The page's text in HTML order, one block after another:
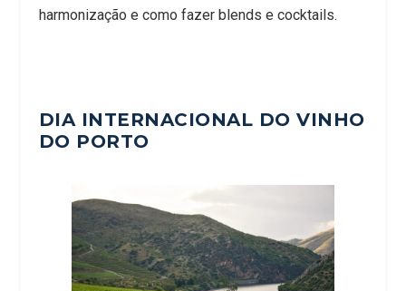
harmonização e como fazer blends e cocktails.
DIA INTERNACIONAL DO VINHO
DO PORTO